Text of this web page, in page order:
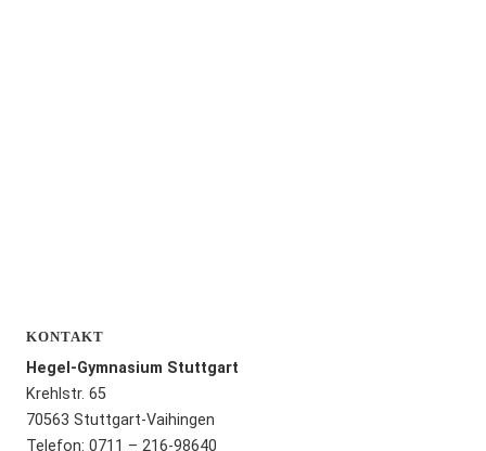
KONTAKT
Hegel-Gymnasium Stuttgart
Krehlstr. 65
70563 Stuttgart-Vaihingen
Telefon: 0711 – 216-98640